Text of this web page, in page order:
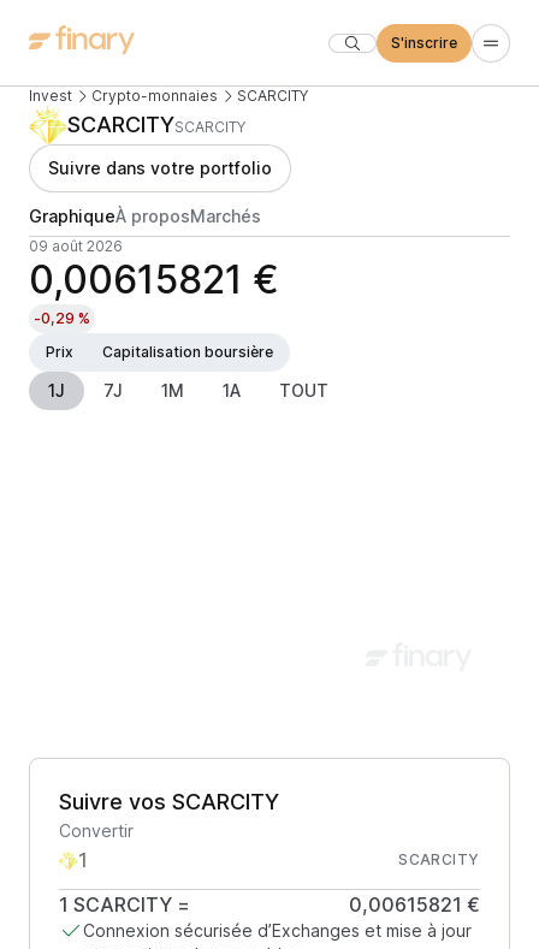
S'inscrire
Invest Crypto-monnaies SCARCITY
SCARCITYSCARCITY
Suivre dans votre portfolio
GraphiqueÀ proposMarchés
09 août 2026
0,00615821 €
-0,29 %
Prix
Capitalisation boursière
1J 7J 1M 1A TOUT
Suivre vos SCARCITY
Convertir
SCARCITY
1 SCARCITY = 0,00615821 €
Connexion sécurisée d’Exchanges et mise à jour